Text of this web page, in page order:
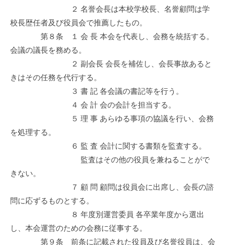
２ 名誉会長は本校学校長、名誉顧問は学
校長歴任者及び役員会で推薦したもの。
第８条 １ 会 長 本会を代表し、会務を統括する。
会議の議長を務める。
２ 副会長 会長を補佐し、会長事故あると
きはその任務を代行する。
３ 書 記 各会議の書記等を行う。
４ 会 計 会の会計を担当する。
５ 理 事 あらゆる事項の協議を行い、会務
を処理する。
６ 監 査 会計に関する書類を監査する。
監査はその他の役員を兼ねることがで
きない。
７ 顧 問 顧問は役員会に出席し、会長の諮
問に応ずるものとする。
８ 年度別運営委員 各卒業年度から選出
し、本会運営のための会務に従事する。
第９条 前条に記載された役員及び名誉役員は、会